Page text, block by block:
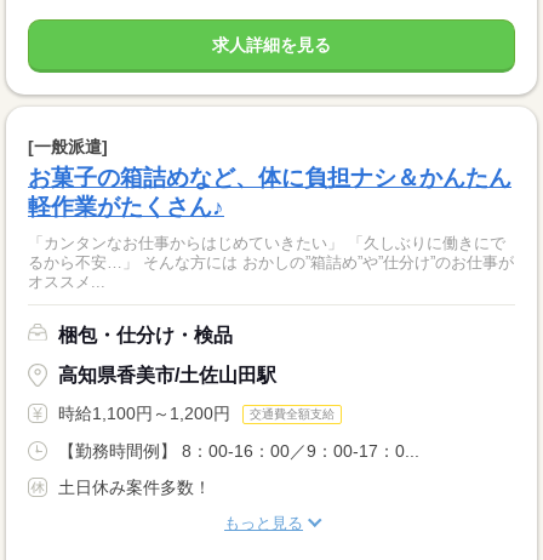
求人詳細を見る
[一般派遣]
お菓子の箱詰めなど、体に負担ナシ＆かんたん
軽作業がたくさん♪
「カンタンなお仕事からはじめていきたい」 「久しぶりに働きにで
るから不安…」 そんな方には おかしの”箱詰め”や”仕分け”のお仕事が
オススメ...
梱包・仕分け・検品
高知県香美市/土佐山田駅
時給1,100円～1,200円 交通費全額支給
【勤務時間例】 8：00-16：00／9：00-17：0...
土日休み案件多数！
もっと見る